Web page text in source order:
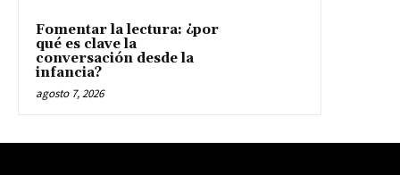
Fomentar la lectura: ¿por
qué es clave la
conversación desde la
infancia?
agosto 7, 2026